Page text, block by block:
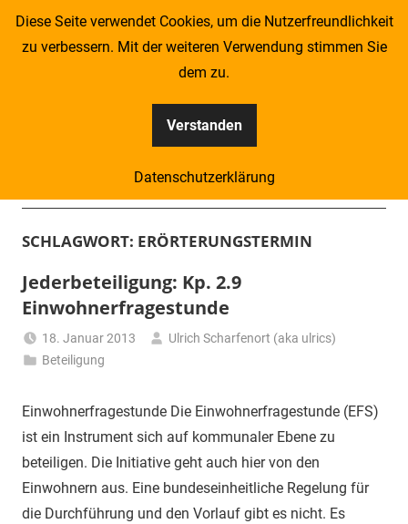
Zum
Kompass
–
Zeitung
für
Piraten
SCHLAGWORT: ERÖRTERUNGSTERMIN
Jederbeteiligung: Kp. 2.9
Einwohnerfragestunde
18. Januar 2013
Ulrich Scharfenort (aka ulrics)
Beteiligung
Einwohnerfragestunde Die Einwohnerfragestunde (EFS)
ist ein Instrument sich auf kommunaler Ebene zu
beteiligen. Die Initiative geht auch hier von den
Einwohnern aus. Eine bundeseinheitliche Regelung für
die Durchführung und den Vorlauf gibt es nicht. Es
Diese Seite verwendet Cookies, um die Nutzerfreundlichkeit
zu verbessern. Mit der weiteren Verwendung stimmen Sie
dem zu.
Verstanden
Datenschutzerklärung